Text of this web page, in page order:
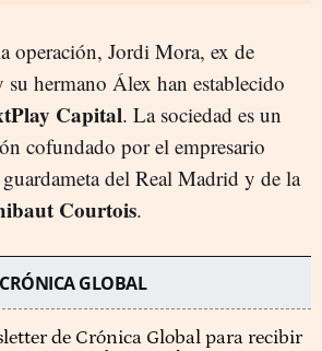
operación, Jordi Mora, ex de
su hermano Álex han establecido
Capital. La sociedad es un
cofundado por el empresario
del Real Madrid y de la
Courtois.
GLOBAL
de Crónica Global para recibir